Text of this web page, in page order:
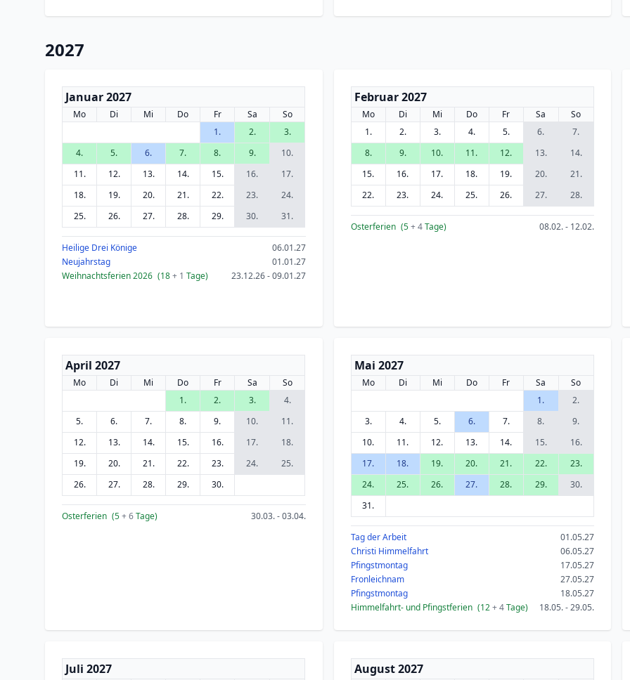
2027
Januar 2027
Mo Di Mi Do Fr Sa
So
1.
2.
3.
4.
5. 6. 7. 8. 9.
10.
11.
12. 13. 14. 15. 16.
17.
18.
19. 20. 21. 22. 23.
24.
25.
26. 27. 28. 29. 30. 31.
Heilige Drei Könige
06.01.27
Neujahrstag
01.01.27
Weihnachtsferien 2026 (18+ 1 Tage) 23.12.26 - 09.01.27
Februar 2027
Mo Di Mi Do Fr Sa
So
1.
2. 3. 4. 5. 6.
7.
8.
9. 10. 11. 12. 13.
14.
15.
16. 17. 18. 19. 20.
21.
22.
23. 24. 25. 26. 27. 28.
Osterferien (5+ 4Tage) 08.02. - 12.02.
April 2027
Mo Di Mi Do Fr Sa
So
1.
2. 3.
4.
5.
6. 7. 8. 9. 10.
11.
12.
13. 14. 15. 16. 17.
18.
19.
20. 21. 22. 23. 24.
25.
26.
27. 28. 29. 30.
Osterferien (5+ 6Tage) 30.03. - 03.04.
Mai 2027
Mo Di Mi Do Fr Sa
So
1.
2.
3.
4. 5. 6. 7. 8.
9.
10.
11. 12. 13. 14. 15.
16.
17.
18. 19. 20. 21. 22.
23.
24.
25. 26. 27. 28. 29.
30.
31.
Tag der Arbeit
01.05.27
Christi Himmelfahrt
06.05.27
Pfingstmontag
17.05.27
Fronleichnam
27.05.27
Pfingstmontag
18.05.27
Himmelfahrt- und Pfingstferien (12+ 4Tage) 18.05. - 29.05.
Juli 2027 August 2027